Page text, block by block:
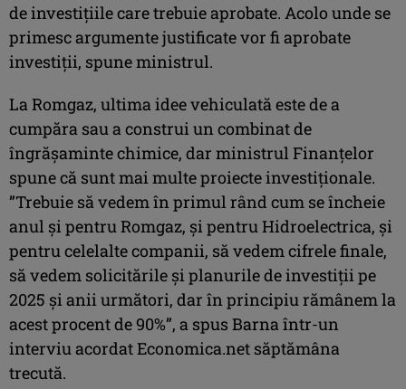
de investițiile care trebuie aprobate. Acolo unde se
primesc argumente justificate vor fi aprobate
investiții, spune ministrul.
La Romgaz, ultima idee vehiculată este de a
cumpăra sau a construi un combinat de
îngrășaminte chimice, dar ministrul Finanțelor
spune că sunt mai multe proiecte investiționale.
”Trebuie să vedem în primul rând cum se încheie
anul și pentru Romgaz, și pentru Hidroelectrica, și
pentru celelalte companii, să vedem cifrele finale,
să vedem solicitările și planurile de investiții pe
2025 și anii următori, dar în principiu rămânem la
acest procent de 90%”, a spus Barna într-un
interviu acordat Economica.net săptămâna
trecută.